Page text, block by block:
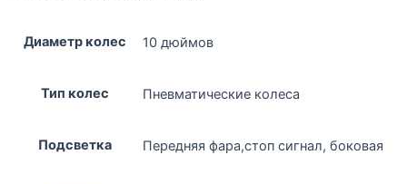
Диаметр колес 10 дюймов
Тип колес Пневматические колеса
Подсветка Передняя фара,стоп сигнал, боковая